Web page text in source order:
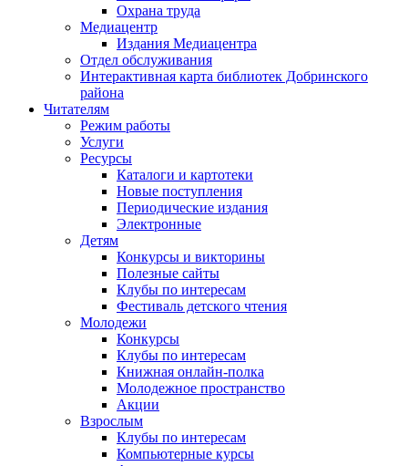
Охрана труда
Медиацентр
Издания Медиацентра
Отдел обслуживания
Интерактивная карта библиотек Добринского
района
Читателям
Режим работы
Услуги
Ресурсы
Каталоги и картотеки
Новые поступления
Периодические издания
Электронные
Детям
Конкурсы и викторины
Полезные сайты
Клубы по интересам
Фестиваль детского чтения
Молодежи
Конкурсы
Клубы по интересам
Книжная онлайн-полка
Молодежное пространство
Акции
Взрослым
Клубы по интересам
Компьютерные курсы